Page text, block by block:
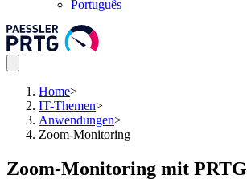
Português
Home>
IT-Themen>
Anwendungen>
Zoom-Monitoring
Zoom-Monitoring mit PRTG